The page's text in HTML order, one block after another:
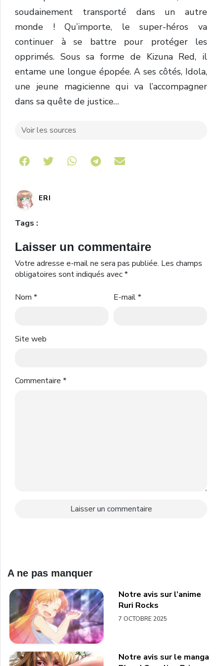
soudainement transporté dans un autre
monde ! Qu’importe, le super-héros va
continuer à se battre pour protéger les
opprimés. Sous sa forme de Kizuna Red, il
entame une longue épopée. A ses côtés, Idola,
une jeune magicienne qui va l’accompagner
dans sa quête de justice…
Voir les sources
Share on Telegram
ERI
Tags :
Laisser un commentaire
Votre adresse e-mail ne sera pas publiée. Les champs
obligatoires sont indiqués avec*
Nom * E-mail*
Site web
Commentaire *
A ne pas manquer
Notre avis sur l’anime
Ruri Rocks
7 OCTOBRE 2025
Notre avis sur le manga